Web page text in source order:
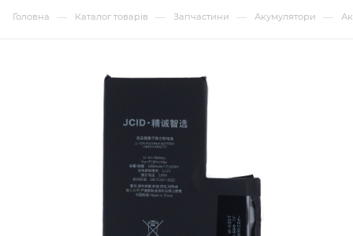
Головна — Каталог товарів — Запчастини — Акумулятори —